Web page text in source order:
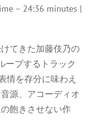
– 24:36 minutes |
てきた加藤伎乃の
ープするトラック
情を存分に味わえ
源、アコーディオ
飽きさせない作